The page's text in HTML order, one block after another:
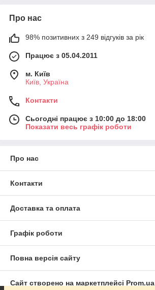
Про нас
98% позитивних з 249 відгуків за рік
Працює з 05.04.2011
м. Київ
Київ, Україна
Контакти
Сьогодні працює з 10:00 до 18:00
Показати весь графік роботи
Про нас
Контакти
Доставка та оплата
Графік роботи
Повна версія сайту
Сайт створено на маркетплейсі Prom.ua